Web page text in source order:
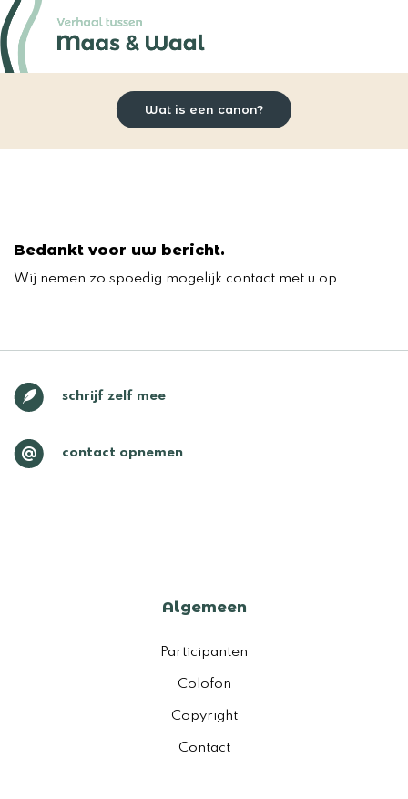
Wat is een canon?
Bedankt voor uw bericht.
Wij nemen zo spoedig mogelijk contact met u op.
schrijf zelf mee
contact opnemen
Algemeen
Participanten
Colofon
Copyright
Contact